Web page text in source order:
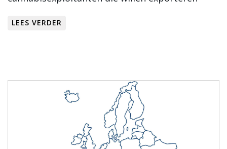
LEES VERDER